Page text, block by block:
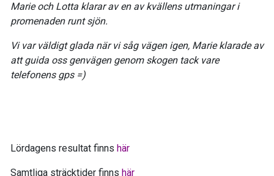
Marie och Lotta klarar av en av kvällens utmaningar i
promenaden runt sjön.
Vi var väldigt glada när vi såg vägen igen, Marie klarade av
att guida oss genvägen genom skogen tack vare
telefonens gps =)
Lördagens resultat finns här
Samtliga sträcktider finns här